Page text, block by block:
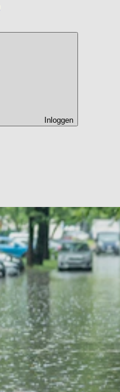
Inloggen